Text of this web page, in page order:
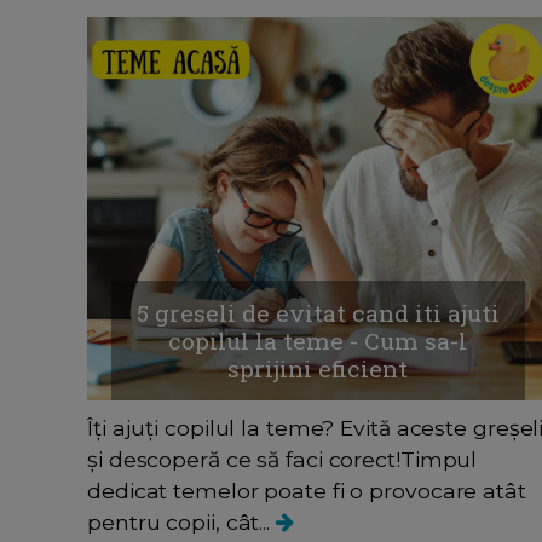
5 greseli de evitat cand iti ajuti
copilul la teme - Cum sa-l
sprijini eficient
Îți ajuți copilul la teme? Evită aceste
și descoperă ce să faci corect!Timpul
dedicat temelor poate fi o provocare atât
pentru copii, cât...